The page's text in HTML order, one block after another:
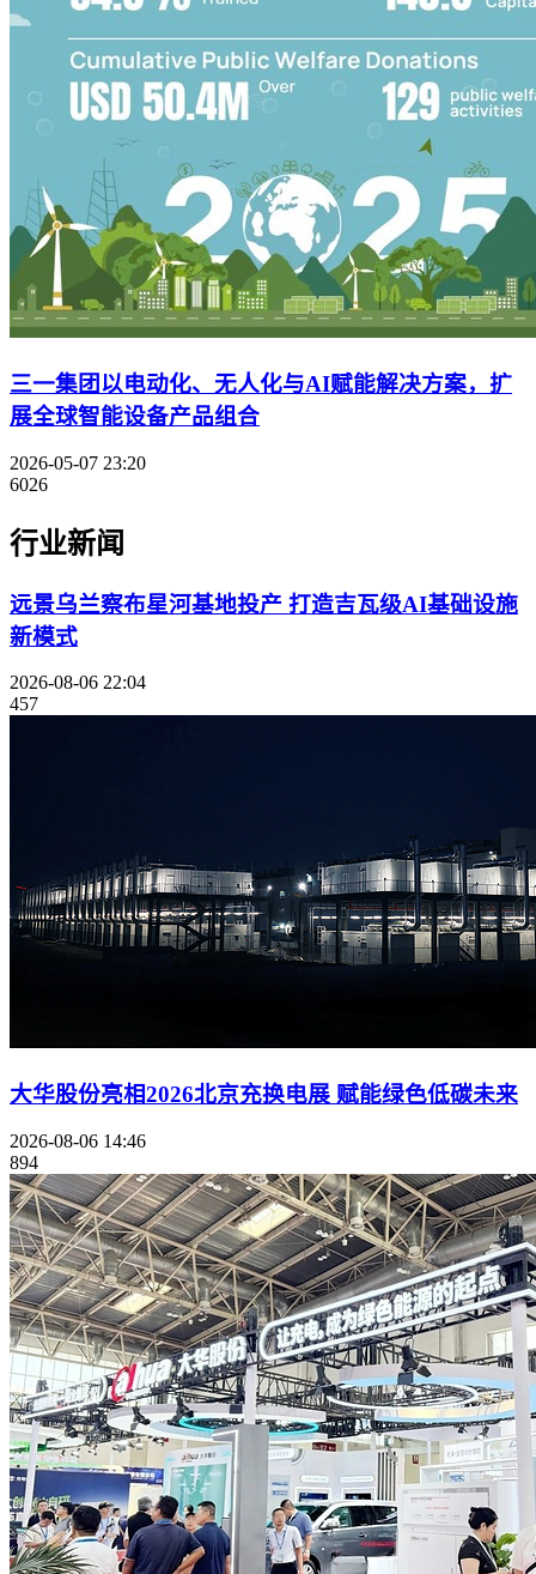
三一集团以电动化、无人化与AI赋能解决方案，扩
展全球智能设备产品组合
2026-05-07 23:20
6026
行业新闻
远景乌兰察布星河基地投产 打造吉瓦级AI基础设施
新模式
2026-08-06 22:04
457
大华股份亮相2026北京充换电展 赋能绿色低碳未来
2026-08-06 14:46
894